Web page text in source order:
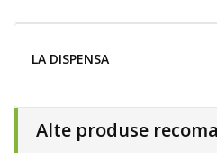
LA DISPENSA
Alte produse